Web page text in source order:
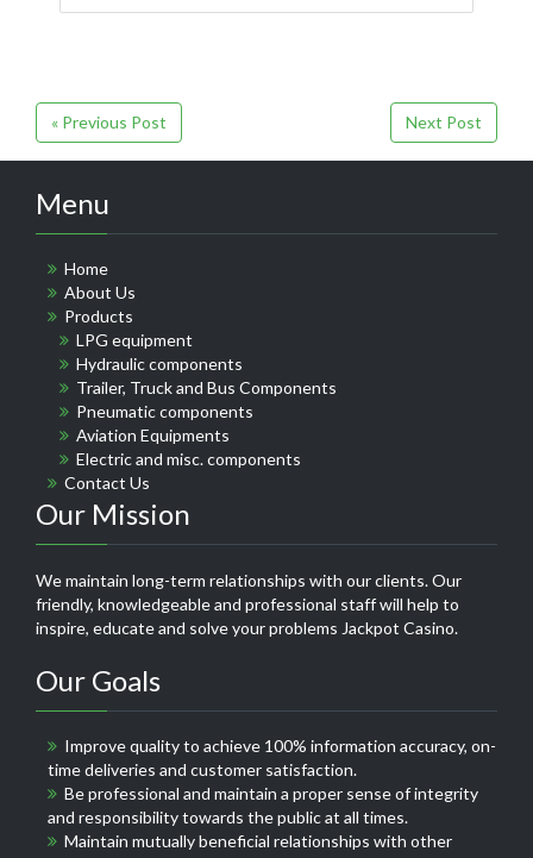
« Previous Post Next Post
Menu
Home
About Us
Products
LPG equipment
Hydraulic components
Trailer, Truck and Bus Components
Pneumatic components
Aviation Equipments
Electric and misc. components
Contact Us
Our Mission
We maintain long-term relationships with our clients. Our
friendly, knowledgeable and professional staff will help to
inspire, educate and solve your problems Jackpot Casino.
Our Goals
Improve quality to achieve 100% information accuracy, on-
time deliveries and customer satisfaction.
Be professional and maintain a proper sense of integrity
and responsibility towards the public at all times.
Maintain mutually beneficial relationships with other